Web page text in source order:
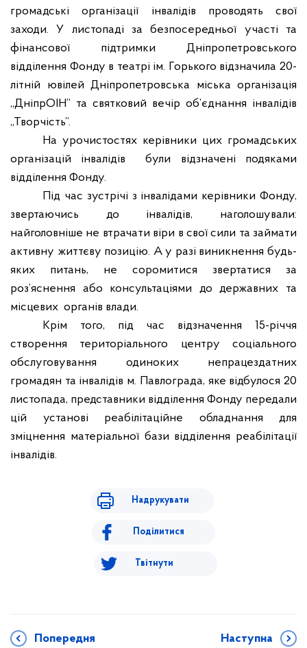
громадські організації інвалідів проводять свої
заходи. У листопаді за безпосередньої участі та
фінансової підтримки Дніпропетровського
відділення Фонду в театрі ім. Горького відзначила 20-
літній ювілей Дніпропетровська міська організація
„ДніпрОІН” та святковий вечір об’єднання інвалідів
„Творчість”.
На урочистостях керівники цих громадських
організацій інвалідів
були відзначені подяками
відділення Фонду.
Під час зустрічі з інвалідами керівники Фонду,
звертаючись до інвалідів, наголошували:
найголовніше не втрачати віри в свої сили та займати
активну життєву позицію. А у разі виникнення будь-
яких питань, не соромитися звертатися за
роз’яснення або консультаціями до державних та
місцевих органів влади.
Крім того, під час відзначення 15-річчя
створення територіального центру соціального
обслуговування одиноких непрацездатних
громадян та інвалідів м. Павлограда, яке відбулося 20
листопада, представники відділення Фонду передали
цій установі реабілітаційне обладнання для
зміцнення матеріальної бази відділення реабілітації
інвалідів.
Надрукувати
Поділитися
Твітнути
Попередня Наступна